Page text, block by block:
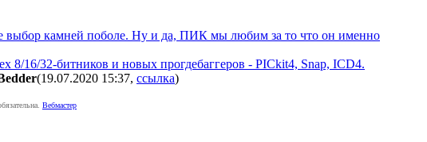
выбор камней поболе. Ну и да, ПИК мы любим за то что он именно
16/32-битников и новых прогдебаггеров - PICkit4, Snap, ICD4.
(19.07.2020 15:37, ссылка)
Вебмастер